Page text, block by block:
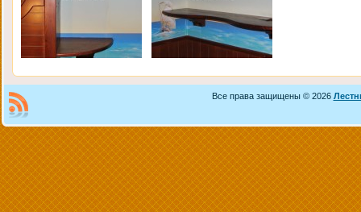
Все права защищены © 2026